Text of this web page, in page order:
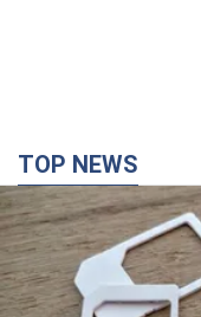
TOP NEWS